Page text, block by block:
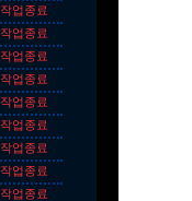
작업종료
작업종료
작업종료
작업종료
작업종료
작업종료
작업종료
작업종료
작업종료